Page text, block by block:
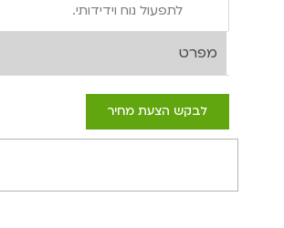
לתפעול נוח וידידותי.
מפרט
לבקש הצעת מחיר